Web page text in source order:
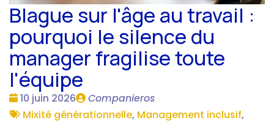
Blague sur l'âge au travail :
pourquoi le silence du
manager fragilise toute
l'équipe
Date
:
10 juin 2026
Publié
par
Companieros
Tags
Mixité générationnelle, Management inclusif,